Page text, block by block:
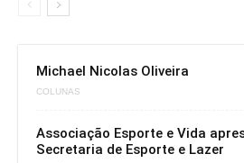
Michael Nicolas Oliveira
COLUNAS
Associação Esporte e Vida
Secretaria de Esporte e Lazer